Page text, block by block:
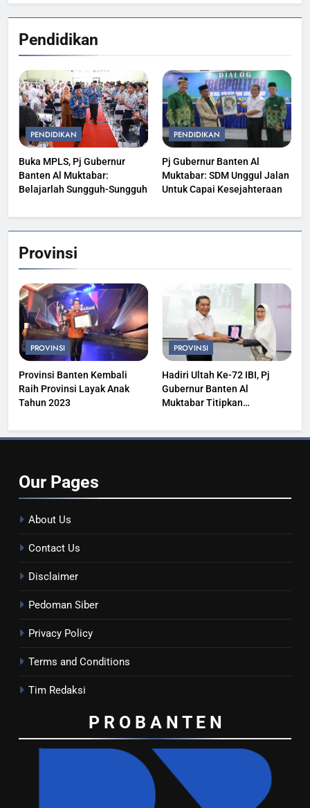
Pendidikan
PENDIDIKAN
Buka MPLS, Pj Gubernur
Banten Al Muktabar:
Belajarlah Sungguh-Sungguh
PENDIDIKAN
Pj Gubernur Banten Al
Muktabar: SDM Unggul Jalan
Untuk Capai Kesejahteraan
Provinsi
PROVINSI
Provinsi Banten Kembali
Raih Provinsi Layak Anak
Tahun 2023
PROVINSI
Hadiri Ultah Ke-72 IBI, Pj
Gubernur Banten Al
Muktabar Titipkan
Our Pages
About Us
Contact Us
Disclaimer
Pedoman Siber
Privacy Policy
Terms and Conditions
Tim Redaksi
P R O B A N T E N